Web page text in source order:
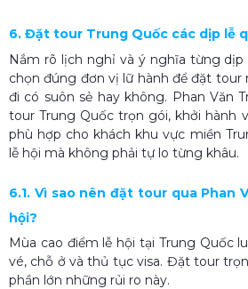
6. Đặt tour Trung Quốc các dịp lễ
Nắm rõ lịch nghỉ và ý nghĩa từng dịp
chọn đúng đơn vị lữ hành để đặt tour
đi có suôn sẻ hay không. Phan Văn
tour Trung Quốc trọn gói, khởi hành
phù hợp cho khách khu vực miền
lễ hội mà không phải tự lo từng khâu.
6.1. Vì sao nên đặt tour qua Phan
hội?
Mùa cao điểm lễ hội tại Trung Quốc
vé, chỗ ở và thủ tục visa. Đặt tour
phần lớn những rủi ro này.